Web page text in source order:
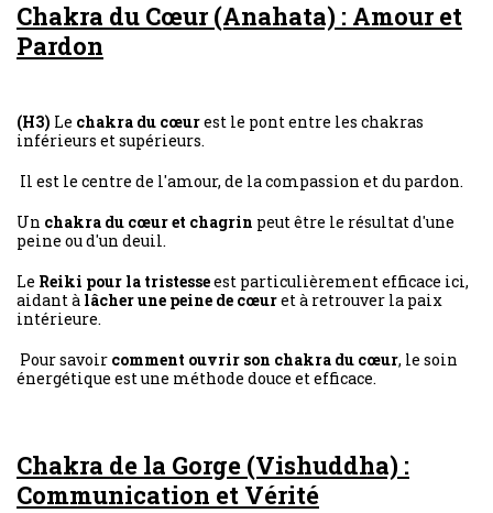
Chakra du Cœur (Anahata) : Amour et
Pardon
(H3) Le chakra du cœurest le pont entre les chakras
inférieurs et supérieurs.
Il est le centre de l'amour, de la compassion et du pardon.
Un chakra du cœur et chagrin peut être le résultat d'une
peine ou d'un deuil.
Le Reiki pour la tristesseest particulièrement efficace ici,
aidant àlâcher une peine de cœuret à retrouver la paix
intérieure.
Pour savoir comment ouvrir son chakra du cœur, le soin
énergétique est une méthode douce et efficace.
Chakra de la Gorge (Vishuddha) :
Communication et Vérité